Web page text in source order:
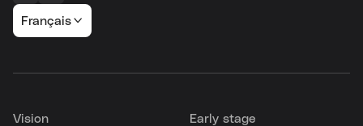
Français
Vision
Early stage